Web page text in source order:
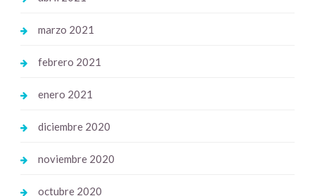
marzo 2021
febrero 2021
enero 2021
diciembre 2020
noviembre 2020
octubre 2020